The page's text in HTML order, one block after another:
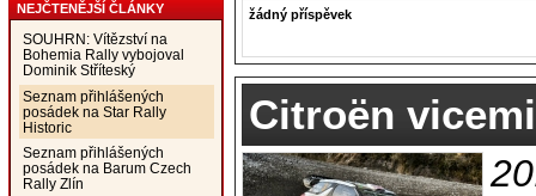
NEJČTENĚJŠÍ ČLÁNKY
SOUHRN: Vítězství na
Bohemia Rally vybojoval
Dominik Stříteský
Seznam přihlášených
posádek na Star Rally
Historic
Seznam přihlášených
posádek na Barum Czech
Rally Zlín
žádný příspěvek
Citroën